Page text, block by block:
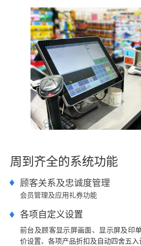
周到齐全的系统功能
顾客关系及忠诚度管理
会员管理及应用礼券功能
各项自定义设置
前台及顾客显示屏画面、显示屏及印
价设置、各项产品折扣及自动四舍五入